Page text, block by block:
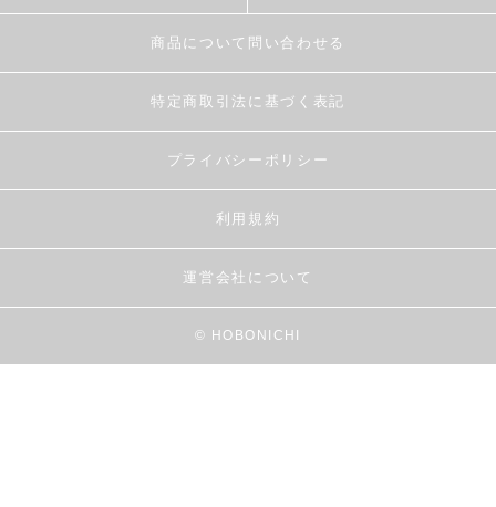
商品について問い合わせる
特定商取引法に基づく表記
プライバシーポリシー
利用規約
運営会社について
© HOBONICHI